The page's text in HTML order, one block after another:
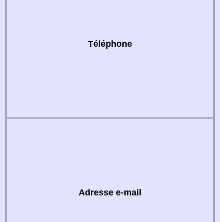
Téléphone
Adresse e-mail